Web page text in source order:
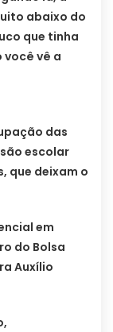
abaixo do
que tinha
você vê a
das
escolar
que deixam o
em
do Bolsa
Auxílio